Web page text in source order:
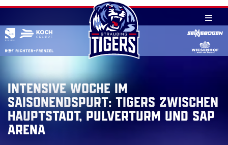
Skip
content
Intensive Woche im
Saisonendspurt: Tigers zwischen
Hauptstadt, Pulverturm und SAP
Arena